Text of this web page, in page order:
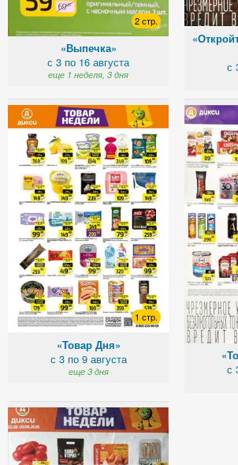
2 стр.
«Выпечка»
с 3 по 16 августа
еще 1 неделя, 3 дня
с
1 стр.
«Товар Дня»
с 3 по 9 августа
еще 3 дня с